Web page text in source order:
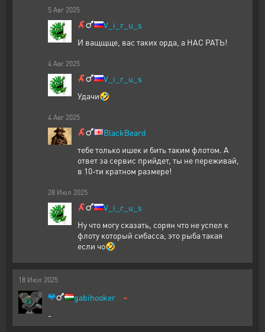
5 Авг 2025
V_i_r_u_s
И ващщще, вас таких орда, а НАС РАТЬ!
4 Авг 2025
V_i_r_u_s
Удачи🤣
4 Авг 2025
BlackBeard
тебе только ишек и бить таким флотом. А
ответ за сервис прийдет, ты не переживай,
в 10-ти кратном размере!
28 Июл 2025
V_i_r_u_s
Ну что могу сказать, сорян что не успел к
флоту который сибасса, это рыба такая
если чо🤣
18 Июл 2025
gabihooker -
-